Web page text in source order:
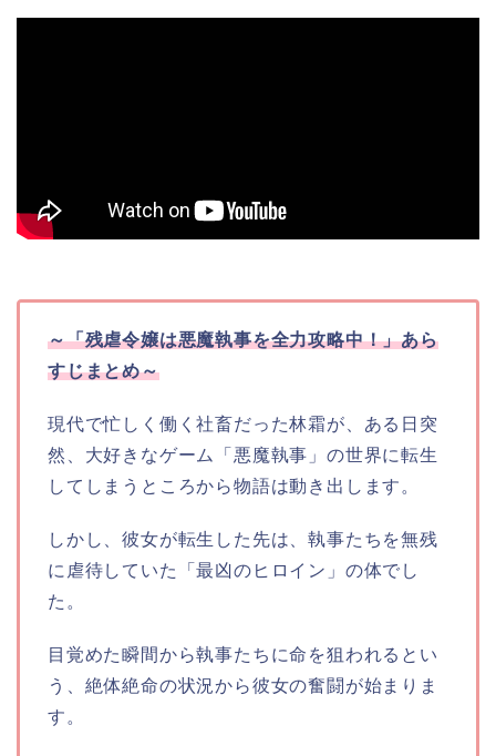
～「残虐令嬢は悪魔執事を全力攻略中！」あら
すじまとめ～
現代で忙しく働く社畜だった林霜が、ある日突
然、大好きなゲーム「悪魔執事」の世界に転生
してしまうところから物語は動き出します。
しかし、彼女が転生した先は、執事たちを無残
に虐待していた「最凶のヒロイン」の体でし
た。
目覚めた瞬間から執事たちに命を狙われるとい
う、絶体絶命の状況から彼女の奮闘が始まりま
す。